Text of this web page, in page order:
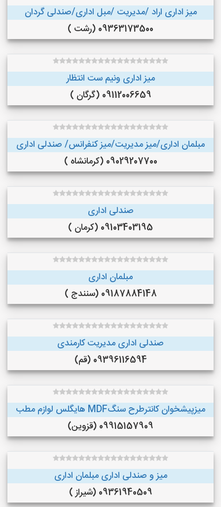
میز اداری اراد /مدیریت /مبل اداری/صندلی گردان
09363173500 (رشت )
میز اداری ونیم ست انتظار
09112006659 (گرگان )
مبلمان اداری/میز مدیریت/میز کنفرانس/ صندلی اداری
09029207700 (کرمانشاه )
صندلی اداری
09103403195 (کرمان )
مبلمان اداری
09187884148 (سنندج )
صندلی اداری مدیریت کارمندی
09396116594 (قم)
میزپیشخوان کانترطرح سنگMDF هایگلس لوازم مطب
09915157909 (قزوین)
میز و صندلی اداری مبلمان اداری
09361940509 (شیراز )